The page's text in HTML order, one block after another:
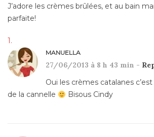
J’adore les crèmes brûlées, et au bain
parfaite!
MANUELLA
27/06/2013 à 8 h 43 min -
Oui les crèmes catalanes
de la cannelle
Bisous Cindy